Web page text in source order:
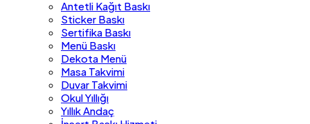
Antetli Kağıt Baskı
Sticker Baskı
Sertifika Baskı
Menü Baskı
Dekota Menü
Masa Takvimi
Duvar Takvimi
Okul Yıllığı
Yıllık Andaç